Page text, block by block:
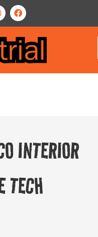
INTERIOR
TECH